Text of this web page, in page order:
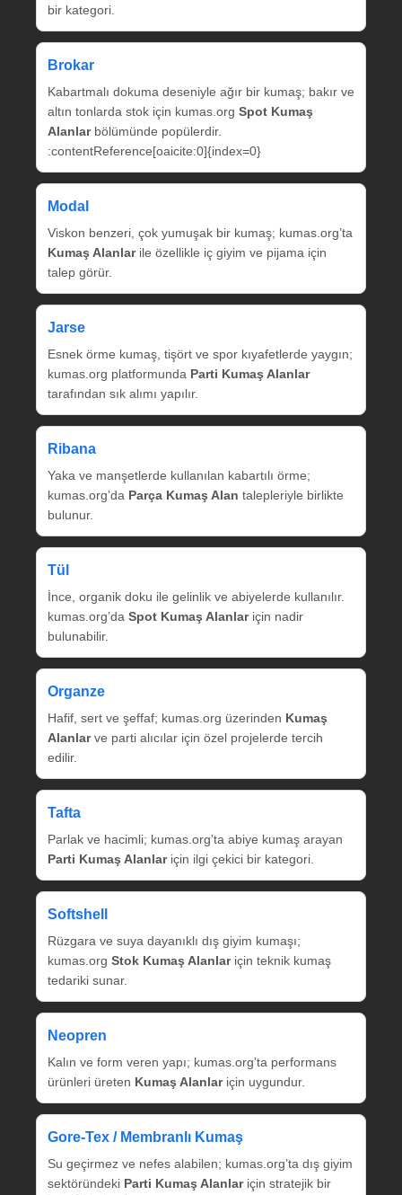
bir kategori.
Brokar
Kabartmalı dokuma deseniyle ağır bir kumaş; bakır ve
altın tonlarda stok için kumas.org Spot Kumaş
Alanlarbölümünde popülerdir.
:contentReference[oaicite:0]{index=0}
Modal
Viskon benzeri, çok yumuşak bir kumaş; kumas.org’ta
Kumaş Alanlarile özellikle iç giyim ve pijama için
talep görür.
Jarse
Esnek örme kumaş, tişört ve spor kıyafetlerde yaygın;
kumas.org platformunda Parti Kumaş Alanlar
tarafından sık alımı yapılır.
Ribana
Yaka ve manşetlerde kullanılan kabartılı örme;
kumas.org’da Parça Kumaş Alan talepleriyle birlikte
bulunur.
Tül
İnce, organik doku ile gelinlik ve abiyelerde kullanılır.
kumas.org’da Spot Kumaş Alanlariçin nadir
bulunabilir.
Organze
Hafif, sert ve şeffaf; kumas.org üzerinden Kumaş
Alanlarve parti alıcılar için özel projelerde tercih
edilir.
Tafta
Parlak ve hacimli; kumas.org’ta abiye kumaş arayan
Parti Kumaş Alanlariçin ilgi çekici bir kategori.
Softshell
Rüzgara ve suya dayanıklı dış giyim kumaşı;
kumas.org Stok Kumaş Alanlariçin teknik kumaş
tedariki sunar.
Neopren
Kalın ve form veren yapı; kumas.org’ta performans
ürünleri üreten Kumaş Alanlariçin uygundur.
Gore‑Tex / Membranlı Kumaş
Su geçirmez ve nefes alabilen; kumas.org’ta dış giyim
sektöründeki Parti Kumaş Alanlariçin stratejik bir